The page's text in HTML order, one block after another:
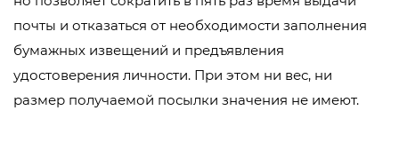
почты и отказаться от необходимости заполнения
бумажных извещений и предъявления
удостоверения личности. При этом ни вес, ни
размер получаемой посылки значения не имеют.